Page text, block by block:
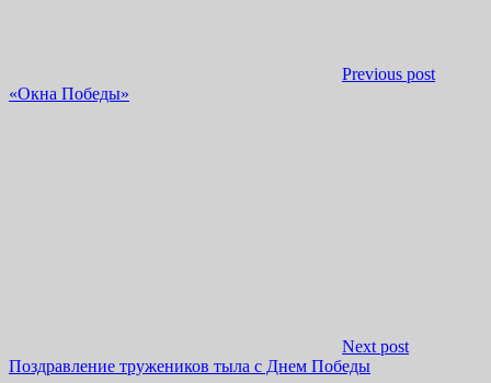
Previous post
«Окна Победы»
Next post
Поздравление тружеников тыла с Днем Победы